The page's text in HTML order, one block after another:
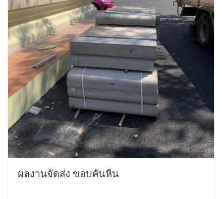
ผลงานจัดส่ง ขอบคันหิน